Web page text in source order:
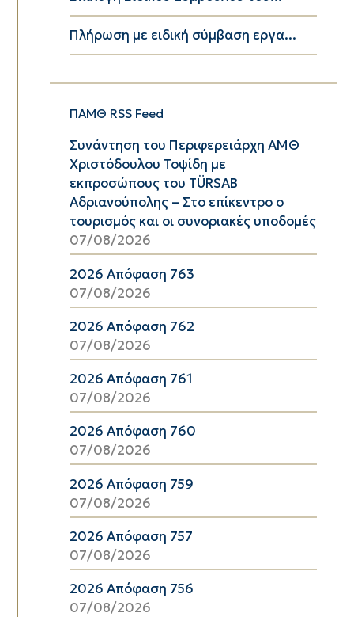
Πλήρωση με ειδική σύμβαση εργα...
ΠΑΜΘ RSS Feed
Συνάντηση του Περιφερειάρχη ΑΜΘ
Χριστόδουλου Τοψίδη με
εκπροσώπους του TÜRSAB
Αδριανούπολης – Στο επίκεντρο ο
τουρισμός και οι συνοριακές υποδομές
07/08/2026
2026 Απόφαση 763
07/08/2026
2026 Απόφαση 762
07/08/2026
2026 Απόφαση 761
07/08/2026
2026 Απόφαση 760
07/08/2026
2026 Απόφαση 759
07/08/2026
2026 Απόφαση 757
07/08/2026
2026 Απόφαση 756
07/08/2026